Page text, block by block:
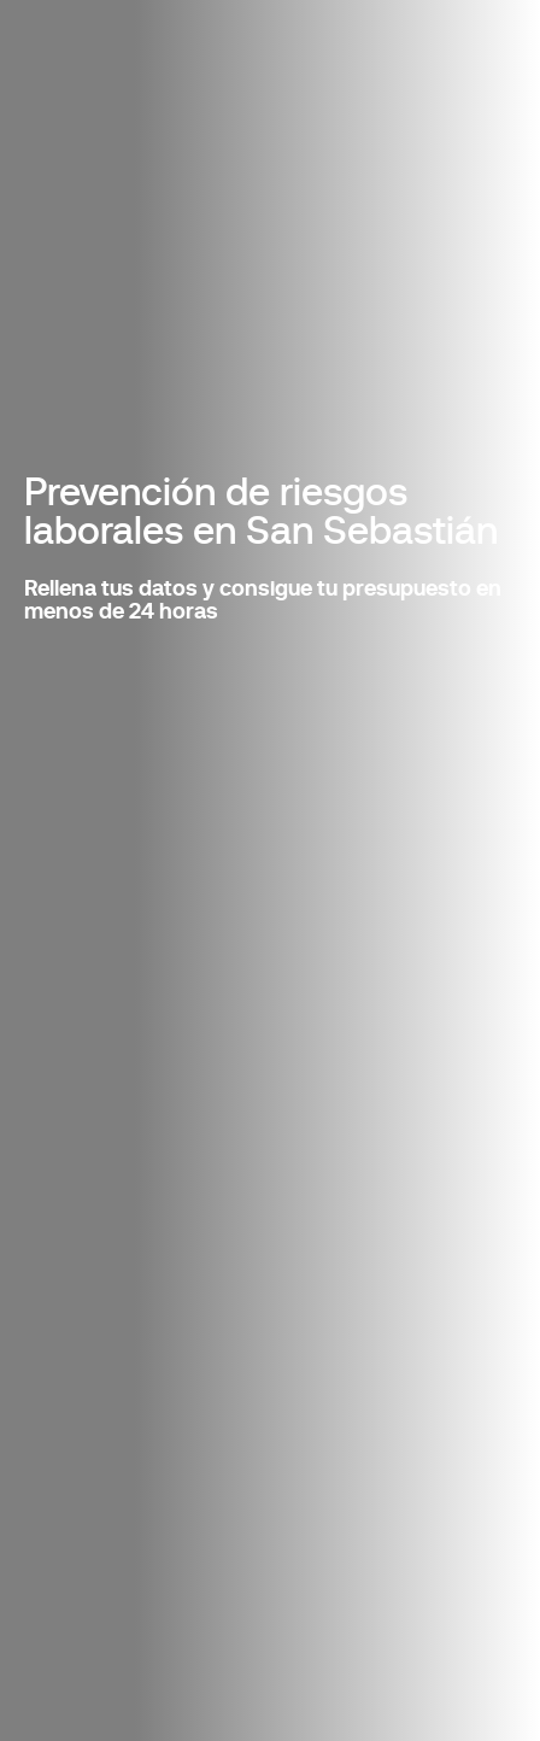
Prevención de riesgos
laborales en San Sebastián
Rellena tus datos y consigue tu presupuesto en
menos de 24 horas